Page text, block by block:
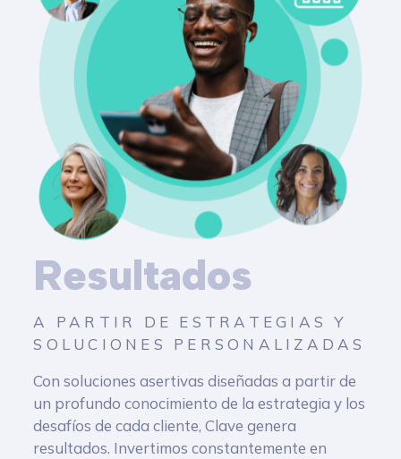
Resultados
A PARTIR DE ESTRATEGIAS Y
SOLUCIONES PERSONALIZADAS
Con soluciones asertivas diseñadas a partir de
un profundo conocimiento de la estrategia y los
desafíos de cada cliente, Clave genera
resultados. Invertimos constantemente en